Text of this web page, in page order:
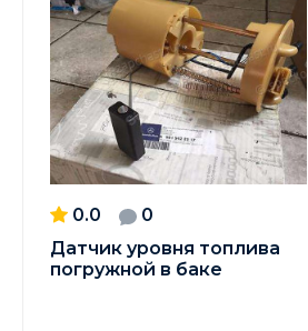
0.0
0
Датчик уровня топлива
погружной в баке